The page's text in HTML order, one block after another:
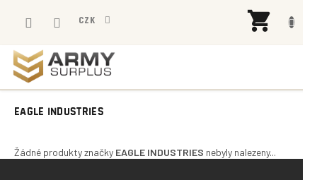
CZK
EAGLE INDUSTRIES
Žádné produkty značky EAGLE INDUSTRIES nebyly nalezeny...